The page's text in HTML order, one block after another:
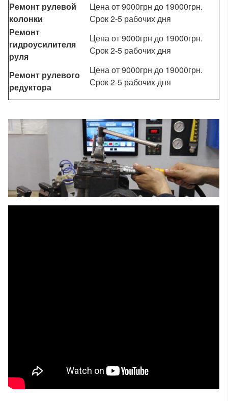
Ремонт рулевой
колонки
Цена от 9000грн до 19000грн.
Срок 2-5 рабочих дня
Ремонт
гидроусилителя
руля
Цена от 9000грн до 19000грн.
Срок 2-5 рабочих дня
Ремонт рулевого
редуктора
Цена от 9000грн до 19000грн.
Срок 2-5 рабочих дня